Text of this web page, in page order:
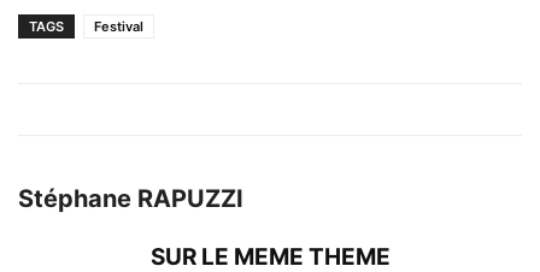
TAGS Festival
Stéphane RAPUZZI
SUR LE MEME THEME